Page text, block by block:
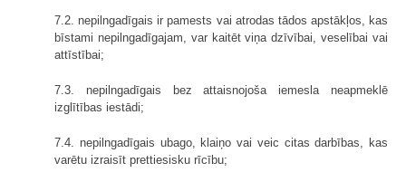
7.2. nepilngadīgais ir pamests vai atrodas tādos apstākļos, kas
bīstami nepilngadīgajam, var kaitēt viņa dzīvībai, veselībai vai
attīstībai;
7.3. nepilngadīgais bez attaisnojoša iemesla neapmeklē
izglītības iestādi;
7.4. nepilngadīgais ubago, klaiņo vai veic citas darbības, kas
varētu izraisīt prettiesisku rīcību;